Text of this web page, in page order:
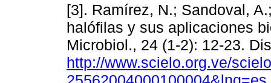
[3]. Ramírez, N.; Sandoval,
halófilas y sus aplicaciones
Microbiol., 24 (1-2): 12-23.
http://www.scielo.org.ve/